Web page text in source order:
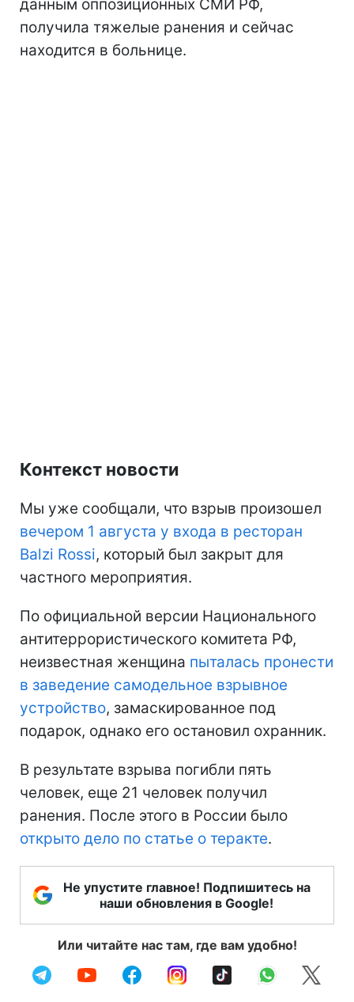
данным оппозиционных СМИ РФ,
получила тяжелые ранения и сейчас
находится в больнице.
Контекст новости
Мы уже сообщали, что взрыв произошел
вечером 1 августа у входа в ресторан
Balzi Rossi, который был закрыт для
частного мероприятия.
По официальной версии Национального
антитеррористического комитета РФ,
неизвестная женщина пыталась пронести
в заведение самодельное взрывное
устройство, замаскированное под
подарок, однако его остановил охранник.
В результате взрыва погибли пять
человек, еще 21 человек получил
ранения. После этого в России было
открыто дело по статье о теракте.
Не упустите главное! Подпишитесь на
наши обновления в Google!
Или читайте нас там, где вам удобно!